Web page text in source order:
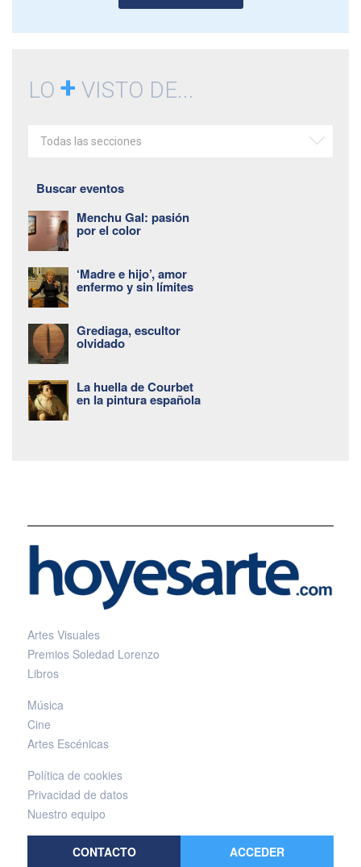
LO + VISTO DE...
Todas las secciones
Buscar eventos
Menchu Gal: pasión
por el color
‘Madre e hijo’, amor
enfermo y sin límites
Grediaga, escultor
olvidado
La huella de Courbet
en la pintura española
Artes Visuales
Premios Soledad Lorenzo
Libros
Música
Cine
Artes Escénicas
Política de cookies
Privacidad de datos
Nuestro equipo
CONTACTO ACCEDER